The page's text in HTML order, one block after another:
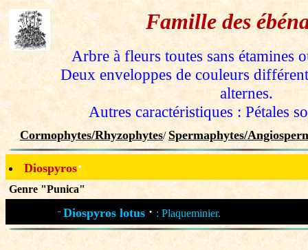
Famille des
Arbre à fleurs toutes sans étamines
Deux enveloppes de couleurs
alternes.
Autres caractéristiques : Pétales
Cormophytes/Rhyzophytes/ Spermaphytes/
Diospyros·
Genre "Punica"
¨ Diospyros lotus · : Plaqueminier.